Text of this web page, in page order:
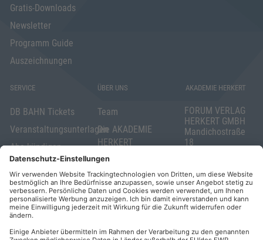
Gratis-Downloads
Newsletter
Programm Guide
Auszeichnungen
SERVICE
DB BAHN Tickets
Veranstaltungsunterlagen
Abo kündigen
Widerrufsrecht
für Verbraucher
Elektronischer
Geschäftsverkehr
ÜBER UNS
Team
Die AKADEMIE
HERKERT
FORUM VERLAG
HERKERT
Kontakt
AKADEMIE HERKERT
FORUM VERLAG
HERKERT GMBH
Mandichostraße
18
Telefon: +49
(0)8233 381-123
Telefax: +49
(0)8233 381-222
E-Mail:
herkert.de